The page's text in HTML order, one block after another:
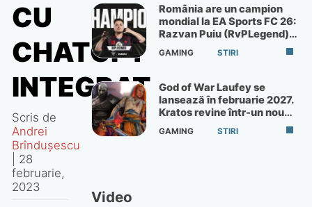
CU
CHATGPT
INTEGRAT
Scris de
Andrei
Brîndușescu
28
februarie,
2023
România are un campion
mondial la EA Sports FC 26:
Razvan Puiu (RvPLegend)
câștigă turneul de la Paris
GAMING STIRI
God of War Laufey se
lansează în februarie 2027.
Kratos revine într-un nou
God of War
GAMING STIRI
Video